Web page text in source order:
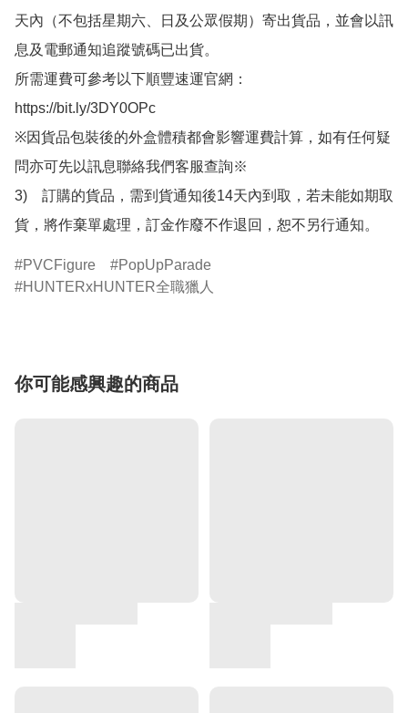
天內（不包括星期六、日及公眾假期）寄出貨品，並會以訊
息及電郵通知追蹤號碼已出貨。
所需運費可參考以下順豐速運官網：
https://bit.ly/3DY0OPc
※因貨品包裝後的外盒體積都會影響運費計算，如有任何疑
問亦可先以訊息聯絡我們客服查詢※
3)　訂購的貨品，需到貨通知後14天內到取，若未能如期取
貨，將作棄單處理，訂金作廢不作退回，恕不另行通知。
PVCFigure
PopUpParade
HUNTERxHUNTER全職獵人
你可能感興趣的商品